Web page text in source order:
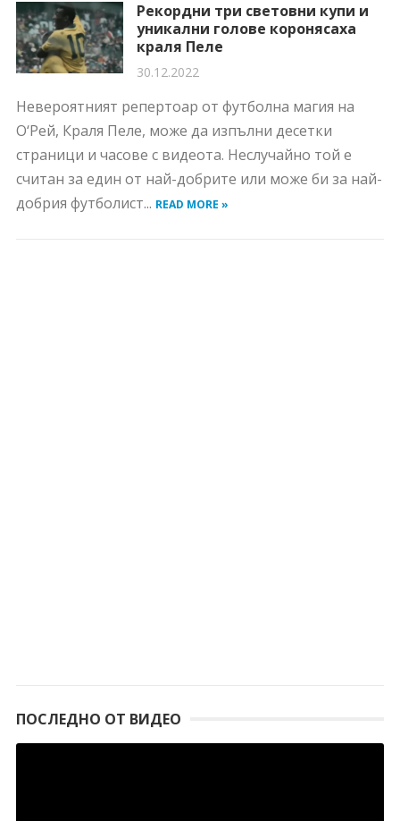
Рекордни три световни купи и
уникални голове коронясаха
краля Пеле
30.12.2022
Невероятният репертоар от футболна магия на
О‘Рей, Краля Пеле, може да изпълни десетки
страници и часове с видеота. Неслучайно той е
считан за един от най-добрите или може би за най-
добрия футболист... READ MORE »
ПОСЛЕДНО ОТ ВИДЕО